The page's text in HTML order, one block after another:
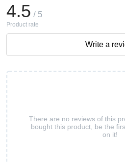
There are no reviews of this
bought this product, be the
on it!
4.5 / 5
Product rate
Write a